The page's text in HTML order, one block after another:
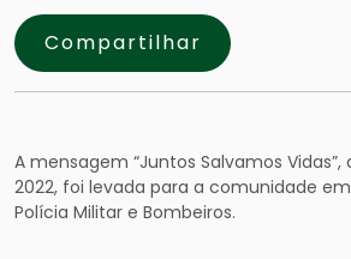
Compartilhar
A mensagem “Juntos Salvamos
2022, foi levada para a comunidade
Polícia Militar e Bombeiros.